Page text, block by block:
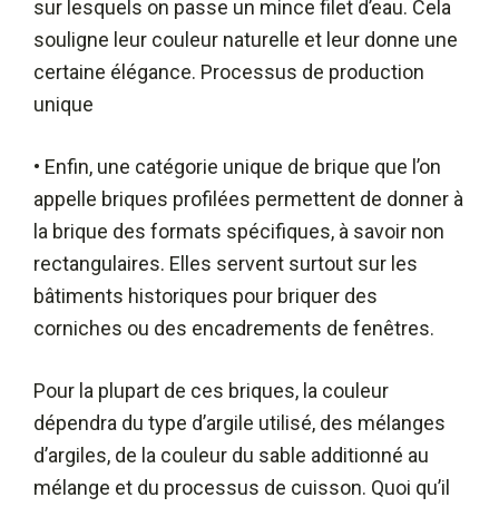
sur lesquels on passe un mince filet d’eau. Cela
souligne leur couleur naturelle et leur donne une
certaine élégance. Processus de production
unique
• Enfin, une catégorie unique de brique que l’on
appelle briques profilées permettent de donner à
la brique des formats spécifiques, à savoir non
rectangulaires. Elles servent surtout sur les
bâtiments historiques pour briquer des
corniches ou des encadrements de fenêtres.
Pour la plupart de ces briques, la couleur
dépendra du type d’argile utilisé, des mélanges
d’argiles, de la couleur du sable additionné au
mélange et du processus de cuisson. Quoi qu’il